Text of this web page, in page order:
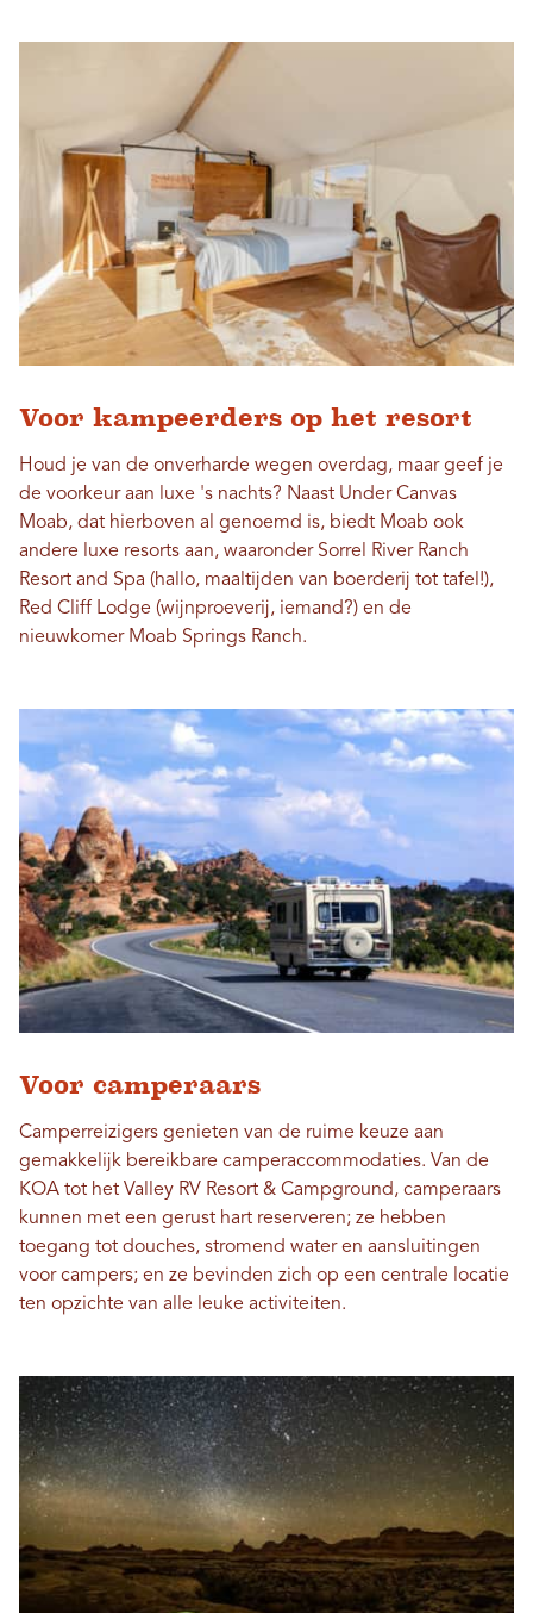
Voor kampeerders op het resort
Houd je van de onverharde wegen overdag, maar geef je
de voorkeur aan luxe 's nachts? Naast Under Canvas
Moab, dat hierboven al genoemd is, biedt Moab ook
andere luxe resorts aan, waaronder Sorrel River Ranch
Resort and Spa (hallo, maaltijden van boerderij tot tafel!),
Red Cliff Lodge (wijnproeverij, iemand?) en de
nieuwkomer Moab Springs Ranch.
Voor camperaars
Camperreizigers genieten van de ruime keuze aan
gemakkelijk bereikbare camperaccommodaties. Van de
KOA tot het Valley RV Resort & Campground, camperaars
kunnen met een gerust hart reserveren; ze hebben
toegang tot douches, stromend water en aansluitingen
voor campers; en ze bevinden zich op een centrale locatie
ten opzichte van alle leuke activiteiten.